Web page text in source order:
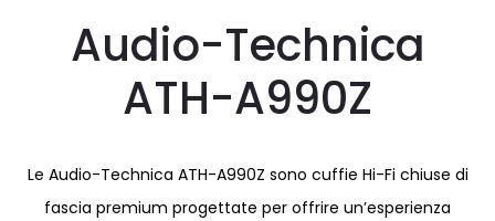
Audio-Technica
ATH-A990Z
Le Audio-Technica ATH-A990Z sono cuffie Hi-Fi chiuse di
fascia premium progettate per offrire un’esperienza